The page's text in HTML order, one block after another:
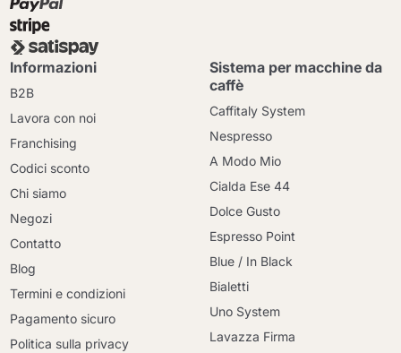
Informazioni
B2B
Lavora con noi
Franchising
Codici sconto
Chi siamo
Negozi
Contatto
Blog
Termini e condizioni
Pagamento sicuro
Politica sulla privacy
Sistema per macchine da
caffè
Caffitaly System
Nespresso
A Modo Mio
Cialda Ese 44
Dolce Gusto
Espresso Point
Blue / In Black
Bialetti
Uno System
Lavazza Firma